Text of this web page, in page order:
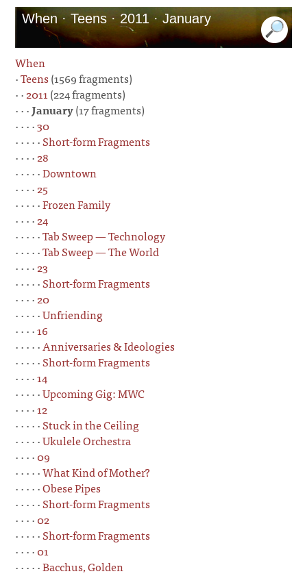
When · Teens · 2011 · January
When
·Teens(1569 fragments)
· ·2011(224 fragments)
· · ·January(17 fragments)
· · · ·30
· · · · ·Short-form Fragments
· · · ·28
· · · · ·Downtown
· · · ·25
· · · · ·Frozen Family
· · · ·24
· · · · ·Tab Sweep — Technology
· · · · ·Tab Sweep — The World
· · · ·23
· · · · ·Short-form Fragments
· · · ·20
· · · · ·Unfriending
· · · ·16
· · · · ·Anniversaries & Ideologies
· · · · ·Short-form Fragments
· · · ·14
· · · · ·Upcoming Gig: MWC
· · · ·12
· · · · ·Stuck in the Ceiling
· · · · ·Ukulele Orchestra
· · · ·09
· · · · ·What Kind of Mother?
· · · · ·Obese Pipes
· · · · ·Short-form Fragments
· · · ·02
· · · · ·Short-form Fragments
· · · ·01
· · · · ·Bacchus, Golden